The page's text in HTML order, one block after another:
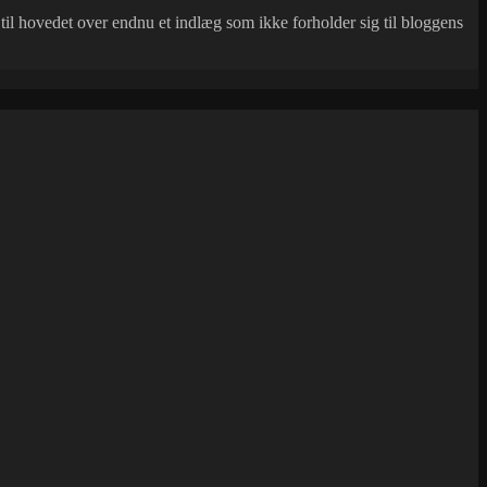
hovedet over endnu et indlæg som ikke forholder sig til bloggens